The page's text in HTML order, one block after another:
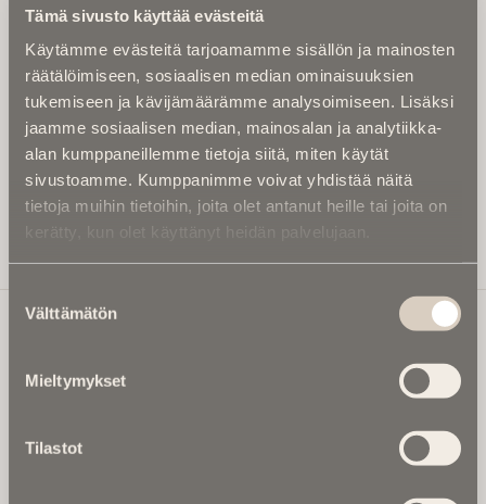
Tämä sivusto käyttää evästeitä
Käytämme evästeitä tarjoamamme sisällön ja mainosten
räätälöimiseen, sosiaalisen median ominaisuuksien
tukemiseen ja kävijämäärämme analysoimiseen. Lisäksi
jaamme sosiaalisen median, mainosalan ja analytiikka-
alan kumppaneillemme tietoja siitä, miten käytät
sivustoamme. Kumppanimme voivat yhdistää näitä
tietoja muihin tietoihin, joita olet antanut heille tai joita on
kerätty, kun olet käyttänyt heidän palvelujaan.
valinta
Välttämätön
Mieltymykset
Tilastot
Kirjoita alle sähköpostiosoitteesi niin saat kaksi kertaa
etteivät kiinnostavat artikkelit jää huomaamatta.
Uutiskirje on maksuton eikä se velvoita mihinkään.
Kirjoita tähän sähköpostiosoite, johon haluat uutiskirjeen
tulevan:
Tilaa Uutiskirje
Ikuisuusmedia
valtakunnallinen mediabrändi. Julkaisemme uusimmat
kuolinuutiset ja kuolintiedot.